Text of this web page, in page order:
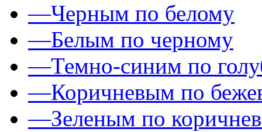
—Черным по белому
—Белым по черному
—Темно-синим по
—Коричневым по
—Зеленым по